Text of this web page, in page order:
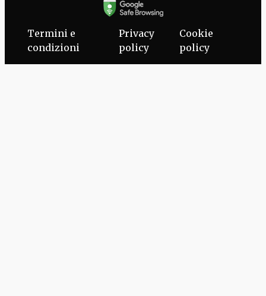
Termini e
condizioni
Privacy
policy
Cookie
policy